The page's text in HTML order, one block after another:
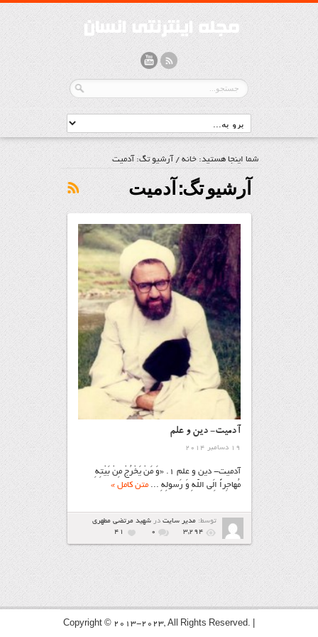
شما اینجا هستید:خانه/ آرشیو تگ: آدمیت
آرشیو تگ:آدمیت
آدمیت- دین و علم
19 دسامبر 2014
آدمیت- دین و علم ۱. «وَ مَنْ یَخْرُجْ مِنْ بَیْتِهِ
مُهاجِراً اِلَی اللّهِ وَ رَسولِهِ ...متن کامل »
توسط: مدیر سایتدرشهيد مرتضي مطهري
3,294
۰ 41
Copyright © 2013-2023, All Rights Reserved. |